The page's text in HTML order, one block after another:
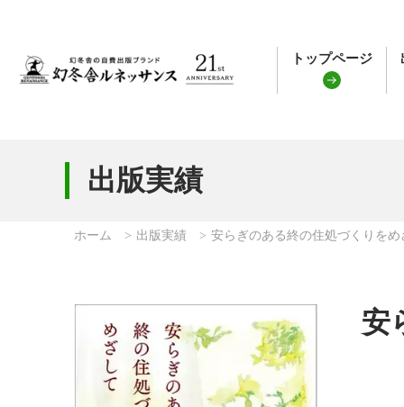
トップページ
出版実績
ホーム 出版実績 安らぎのある終の住処づくりをめ
安